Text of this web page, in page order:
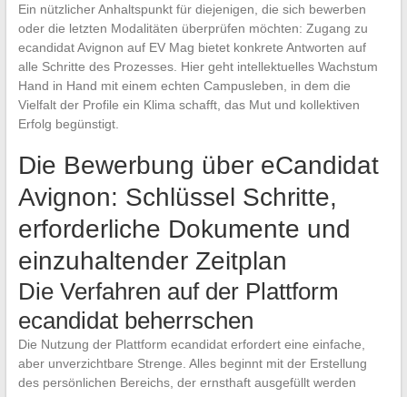
Ein nützlicher Anhaltspunkt für diejenigen, die sich bewerben
oder die letzten Modalitäten überprüfen möchten: Zugang zu
ecandidat Avignon auf EV Mag bietet konkrete Antworten auf
alle Schritte des Prozesses. Hier geht intellektuelles Wachstum
Hand in Hand mit einem echten Campusleben, in dem die
Vielfalt der Profile ein Klima schafft, das Mut und kollektiven
Erfolg begünstigt.
Die Bewerbung über eCandidat
Avignon: Schlüssel Schritte,
erforderliche Dokumente und
einzuhaltender Zeitplan
Die Verfahren auf der Plattform
ecandidat beherrschen
Die Nutzung der Plattform ecandidat erfordert eine einfache,
aber unverzichtbare Strenge. Alles beginnt mit der Erstellung
des persönlichen Bereichs, der ernsthaft ausgefüllt werden